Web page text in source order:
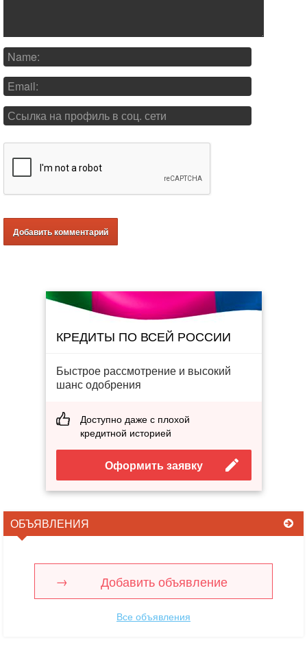
КРЕДИТЫ ПО ВСЕЙ РОССИИ
Быстрое рассмотрение и высокий
шанс одобрения
Доступно даже с плохой
кредитной историей
Оформить заявку
ОБЪЯВЛЕНИЯ
Добавить объявление
Все объявления